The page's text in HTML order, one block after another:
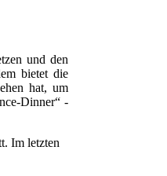
und den
bietet die
hat, um
Dinner“ -
Im letzten